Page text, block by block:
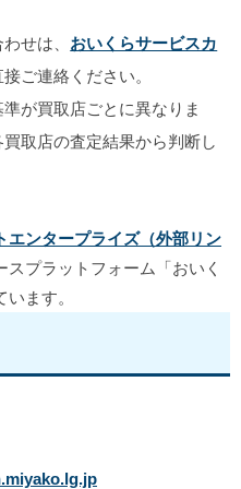
せは、 おいくらサービスカ
接ご連絡ください。
が買取店ごとに異なりま
取店の査定結果から判断し
エンタープライズ（外部リン
プラットフォーム「おいく
ます。